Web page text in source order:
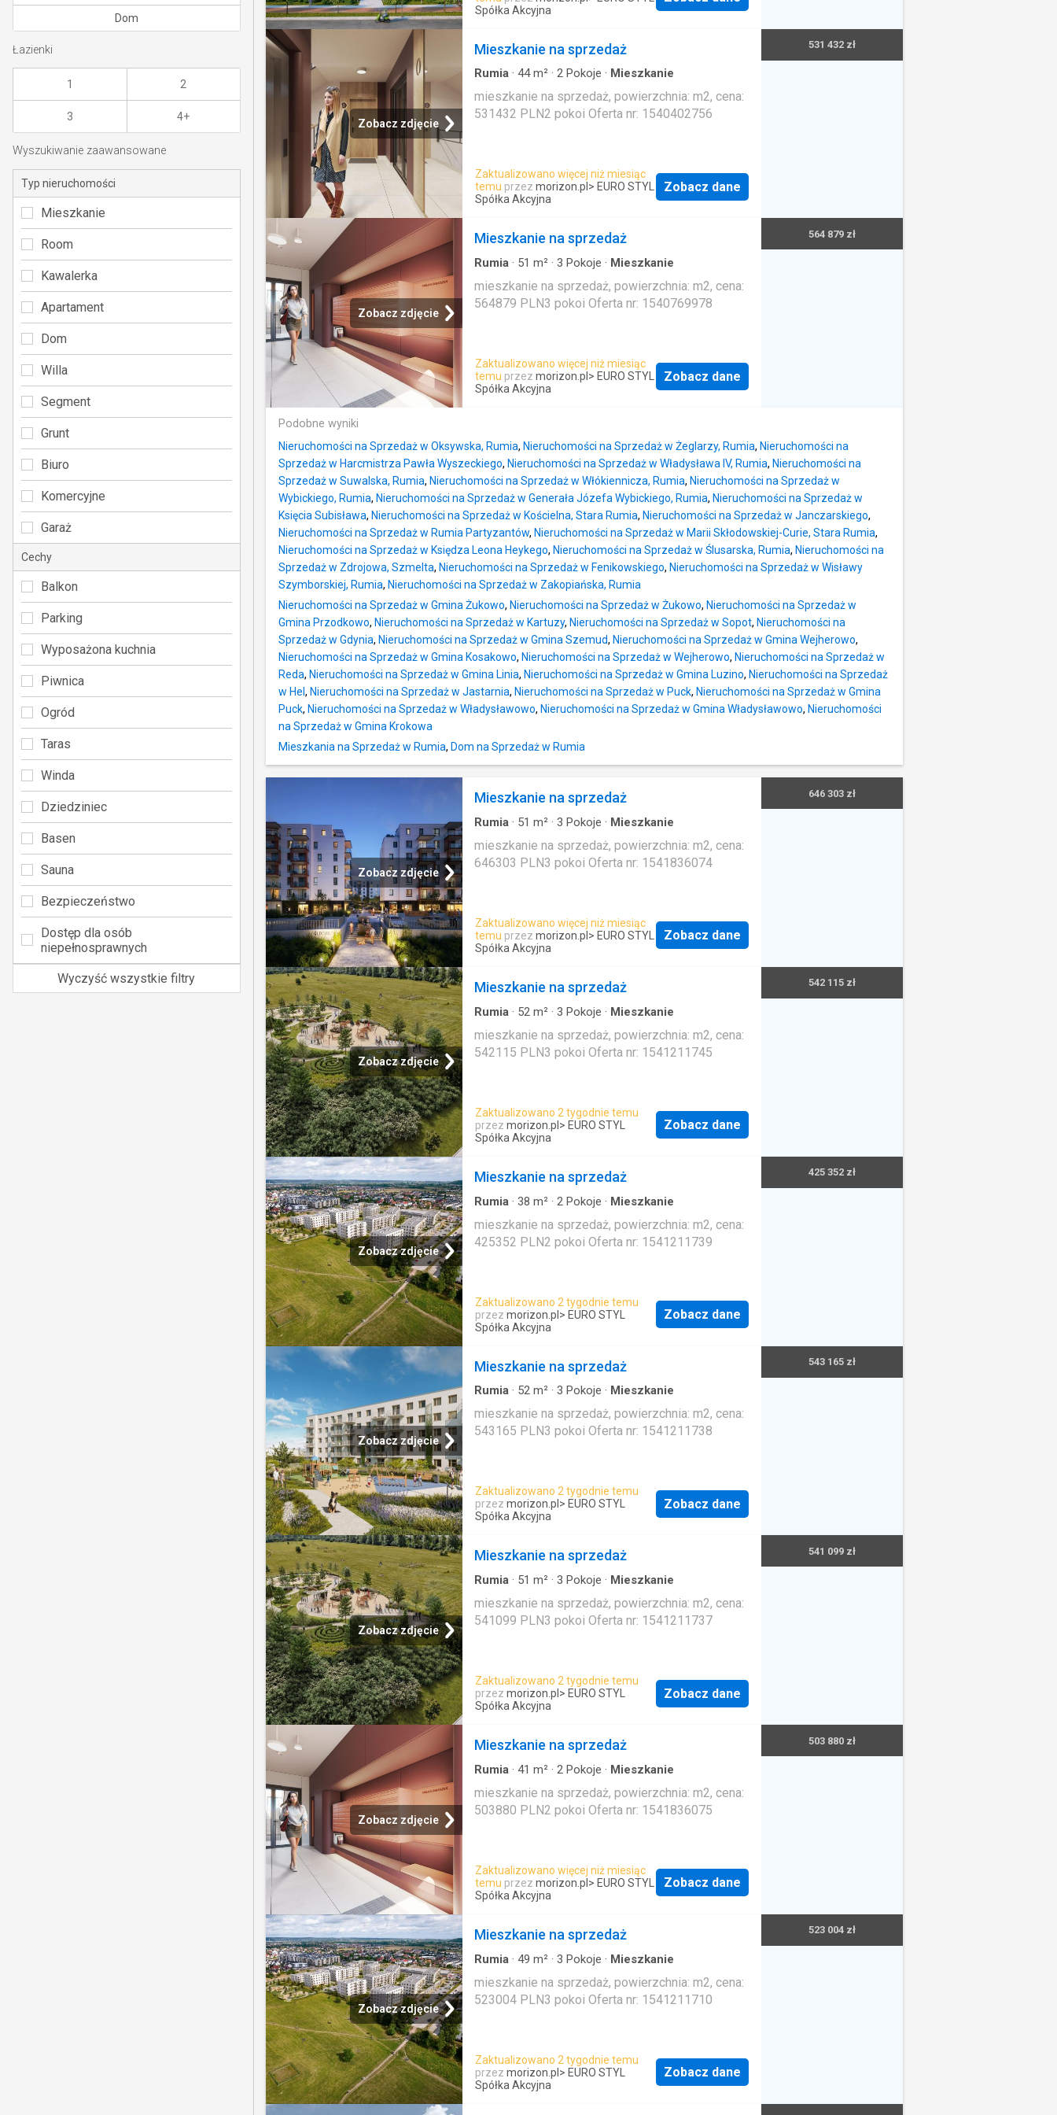
autobusowe. Dom Parter to otwarta, jasna strefa
roboczym, salonu z kominkiem (ok. 35m2) i
garażu. Pierwsze piętro to trzy ustawne sypialnie
(11,13 i 22m2) oraz ła
Spółka Akcyjna
Zobacz zdjęcie
Mieszkanie na sprzedaż
Rumia · 44m² · 2 Pokoje · Mieszkanie
mieszkanie na sprzedaż, powierzchnia: m2, cena:
531432 PLN2 pokoi Oferta nr: 1540402756
Zaktualizowano więcej niż miesiąc
temu przez morizon.pl > EURO STYL
Spółka Akcyjna
Zobacz dane
531 432 zł
Zobacz zdjęcie
Mieszkanie na sprzedaż
Rumia · 51 m² · 3 Pokoje · Mieszkanie
mieszkanie na sprzedaż, powierzchnia: m2, cena:
564879 PLN3 pokoi Oferta nr: 1540769978
Zaktualizowano więcej niż miesiąc
temu przez morizon.pl > EURO STYL
Spółka Akcyjna
Zobacz dane
564 879 zł
Podobne wyniki
Nieruchomości na Sprzedaż w Oksywska, Rumia, Nieruchomości na Sprzedaż w Żeglarzy, Rumia, Nieruchomości na
Sprzedaż w Harcmistrza Pawła Wyszeckiego, Nieruchomości na Sprzedaż w Władysława IV, Rumia, Nieruchomości na
Sprzedaż w Suwalska, Rumia, Nieruchomości na Sprzedaż w Włókiennicza, Rumia, Nieruchomości na Sprzedaż w
Wybickiego, Rumia, Nieruchomości na Sprzedaż w Generała Józefa Wybickiego, Rumia, Nieruchomości na Sprzedaż w
Księcia Subisława, Nieruchomości na Sprzedaż w Kościelna, Stara Rumia, Nieruchomości na Sprzedaż w Janczarskiego,
Nieruchomości na Sprzedaż w Rumia Partyzantów, Nieruchomości na Sprzedaż w Marii Skłodowskiej-Curie, Stara Rumia,
Nieruchomości na Sprzedaż w Księdza Leona Heykego, Nieruchomości na Sprzedaż w Ślusarska, Rumia, Nieruchomości na
Sprzedaż w Zdrojowa, Szmelta, Nieruchomości na Sprzedaż w Fenikowskiego, Nieruchomości na Sprzedaż w Wisławy
Szymborskiej, Rumia, Nieruchomości na Sprzedaż w Zakopiańska, Rumia
Nieruchomości na Sprzedaż w Gmina Żukowo, Nieruchomości na Sprzedaż w Żukowo, Nieruchomości na Sprzedaż w
Gmina Przodkowo, Nieruchomości na Sprzedaż w Kartuzy, Nieruchomości na Sprzedaż w Sopot, Nieruchomości na
Sprzedaż w Gdynia, Nieruchomości na Sprzedaż w Gmina Szemud, Nieruchomości na Sprzedaż w Gmina Wejherowo,
Nieruchomości na Sprzedaż w Gmina Kosakowo, Nieruchomości na Sprzedaż w Wejherowo, Nieruchomości na Sprzedaż w
Reda, Nieruchomości na Sprzedaż w Gmina Linia, Nieruchomości na Sprzedaż w Gmina Luzino, Nieruchomości na Sprzedaż
w Hel , Nieruchomości na Sprzedaż w Jastarnia, Nieruchomości na Sprzedaż w Puck, Nieruchomości na Sprzedaż w Gmina
Puck, Nieruchomości na Sprzedaż w Władysławowo, Nieruchomości na Sprzedaż w Gmina Władysławowo, Nieruchomości
na Sprzedaż w Gmina Krokowa
Mieszkania na Sprzedaż w Rumia, Dom na Sprzedaż w Rumia
Zobacz zdjęcie
Mieszkanie na sprzedaż
Rumia · 51 m² · 3 Pokoje · Mieszkanie
mieszkanie na sprzedaż, powierzchnia: m2, cena:
646303 PLN3 pokoi Oferta nr: 1541836074
Zaktualizowano więcej niż miesiąc
temu przez morizon.pl > EURO STYL
Spółka Akcyjna
Zobacz dane
646 303 zł
Zobacz zdjęcie
Mieszkanie na sprzedaż
Rumia · 52 m² · 3 Pokoje · Mieszkanie
mieszkanie na sprzedaż, powierzchnia: m2, cena:
542115 PLN3 pokoi Oferta nr: 1541211745
Zaktualizowano 2 tygodnie temu
przez morizon.pl > EURO STYL
Spółka Akcyjna
Zobacz dane
542 115 zł
Zobacz zdjęcie
Mieszkanie na sprzedaż
Rumia · 38 m² · 2 Pokoje · Mieszkanie
mieszkanie na sprzedaż, powierzchnia: m2, cena:
425352 PLN2 pokoi Oferta nr: 1541211739
Zaktualizowano 2 tygodnie temu
przez morizon.pl> EURO STYL
Spółka Akcyjna
Zobacz dane
425 352 zł
Zobacz zdjęcie
Mieszkanie na sprzedaż
Rumia · 52 m² · 3 Pokoje · Mieszkanie
mieszkanie na sprzedaż, powierzchnia: m2, cena:
543165 PLN3 pokoi Oferta nr: 1541211738
Zaktualizowano 2 tygodnie temu
przez morizon.pl > EURO STYL
Spółka Akcyjna
Zobacz dane
543 165 zł
Zobacz zdjęcie
Mieszkanie na sprzedaż
Rumia · 51 m² · 3 Pokoje · Mieszkanie
mieszkanie na sprzedaż, powierzchnia: m2, cena:
541099 PLN3 pokoi Oferta nr: 1541211737
Zaktualizowano 2 tygodnie temu
przez morizon.pl > EURO STYL
Spółka Akcyjna
Zobacz dane
541 099 zł
Zobacz zdjęcie
Mieszkanie na sprzedaż
Rumia · 41 m² · 2 Pokoje · Mieszkanie
mieszkanie na sprzedaż, powierzchnia: m2, cena:
503880 PLN2 pokoi Oferta nr: 1541836075
Zaktualizowano więcej niż miesiąc
temu przez morizon.pl > EURO STYL
Spółka Akcyjna
Zobacz dane
503 880 zł
Zobacz zdjęcie
Mieszkanie na sprzedaż
Rumia · 49 m² · 3 Pokoje · Mieszkanie
mieszkanie na sprzedaż, powierzchnia: m2, cena:
523004 PLN3 pokoi Oferta nr: 1541211710
Zaktualizowano 2 tygodnie temu
przez morizon.pl > EURO STYL
Spółka Akcyjna
Zobacz dane
523 004 zł
Dom
Łazienki
1 2
3 4+
Wyszukiwanie zaawansowane
Typ nieruchomości
Mieszkanie
Room
Kawalerka
Apartament
Dom
Willa
Segment
Grunt
Biuro
Komercyjne
Garaż
Cechy
Balkon
Parking
Wyposażona kuchnia
Piwnica
Ogród
Taras
Winda
Dziedziniec
Basen
Sauna
Bezpieczeństwo
Dostęp dla osób
niepełnosprawnych
Wyczyść wszystkie filtry